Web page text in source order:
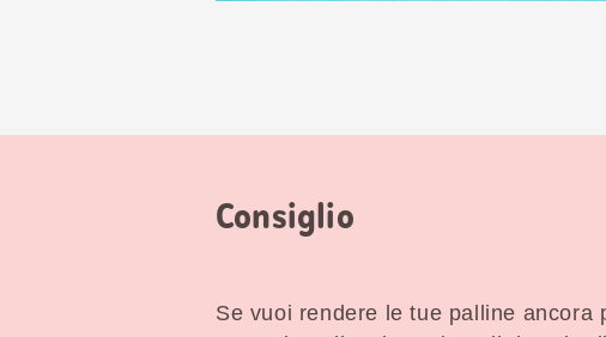
Consiglio
Se vuoi rendere le tue palline ancora